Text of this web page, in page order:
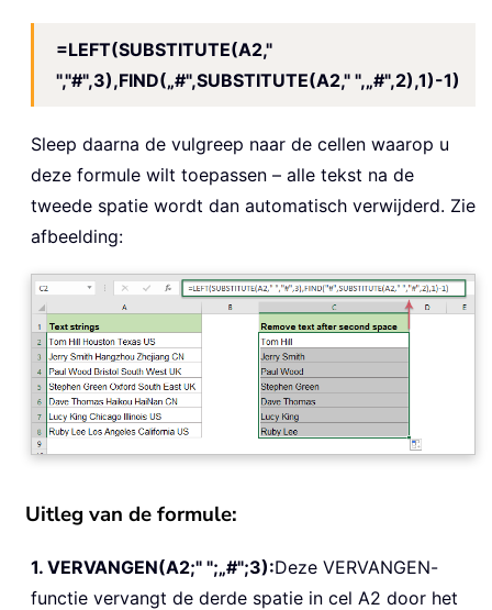
=LEFT(SUBSTITUTE(A2,"
","#",3),FIND(„#",SUBSTITUTE(A2," ",„#",2),1)-1)
Sleep daarna de vulgreep naar de cellen waarop u
deze formule wilt toepassen – alle tekst na de
tweede spatie wordt dan automatisch verwijderd. Zie
afbeelding:
Uitleg van de formule:
1. VERVANGEN(A2;" ";„#";3):Deze VERVANGEN-
functie vervangt de derde spatie in cel A2 door het